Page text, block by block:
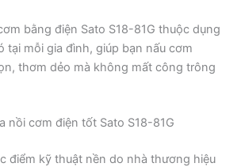
bằng điện Sato S18-81G thuộc dụng
tại mỗi gia đình, giúp bạn nấu cơm
thơm dẻo mà không mất công trông
nồi cơm điện tốt Sato S18-81G
điểm kỹ thuật nền do nhà thương hiệu